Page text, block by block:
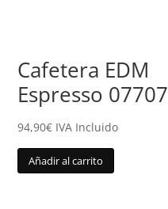
Cafetera EDM
Espresso 07707
94,90€ IVA Incluido
Añadir al carrito